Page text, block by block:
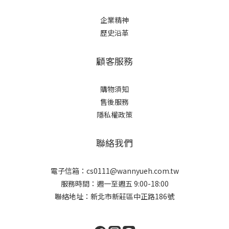
企業精神
歷史沿革
顧客服務
購物須知
售後服務
隱私權政策
聯絡我們
電子信箱：cs0111@wannyueh.com.tw
服務時間：週一至週五 9:00-18:00
聯絡地址：新北市新莊區中正路186號